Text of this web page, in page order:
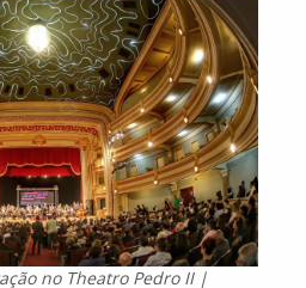
no Theatro Pedro II |